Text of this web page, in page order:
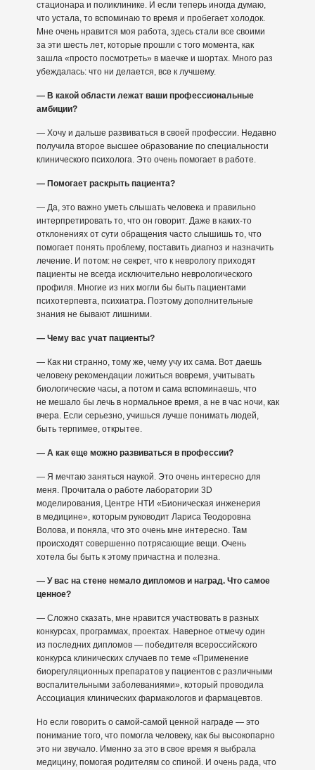
стационара и поликлинике. И если теперь иногда думаю,
что устала, то вспоминаю то время и пробегает холодок.
Мне очень нравится моя работа, здесь стали все своими
за эти шесть лет, которые прошли с того момента, как
зашла «просто посмотреть» в маечке и шортах. Много раз
убеждалась: что ни делается, все к лучшему.
— В какой области лежат ваши профессиональные
амбиции?
— Хочу и дальше развиваться в своей профессии. Недавно
получила второе высшее образование по специальности
клинического психолога. Это очень помогает в работе.
— Помогает раскрыть пациента?
— Да, это важно уметь слышать человека и правильно
интерпретировать то, что он говорит. Даже в каких-то
отклонениях от сути обращения часто слышишь то, что
помогает понять проблему, поставить диагноз и назначить
лечение. И потом: не секрет, что к неврологу приходят
пациенты не всегда исключительно неврологического
профиля. Многие из них могли бы быть пациентами
психотерпевта, психиатра. Поэтому дополнительные
знания не бывают лишними.
— Чему вас учат пациенты?
— Как ни странно, тому же, чему учу их сама. Вот даешь
человеку рекомендации ложиться вовремя, учитывать
биологические часы, а потом и сама вспоминаешь, что
не мешало бы лечь в нормальное время, а не в час ночи, как
вчера. Если серьезно, учишься лучше понимать людей,
быть терпимее, открытее.
— А как еще можно развиваться в профессии?
— Я мечтаю заняться наукой. Это очень интересно для
меня. Прочитала о работе лаборатории 3D
моделирования, Центре НТИ «Бионическая инженерия
в медицине», которым руководит Лариса Теодоровна
Волова, и поняла, что это очень мне интересно. Там
происходят совершенно потрясающие вещи. Очень
хотела бы быть к этому причастна и полезна.
— У вас на стене немало дипломов и наград. Что самое
ценное?
— Сложно сказать, мне нравится участвовать в разных
конкурсах, программах, проектах. Наверное отмечу один
из последних дипломов — победителя всероссийского
конкурса клинических случаев по теме «Применение
биорегуляционных препаратов у пациентов с различными
воспалительными заболеваниями», который проводила
Ассоциация клинических фармакологов и фармацевтов.
Но если говорить о самой-самой ценной награде — это
понимание того, что помогла человеку, как бы высокопарно
это ни звучало. Именно за это в свое время я выбрала
медицину, помогая родителям со спиной. И очень рада, что